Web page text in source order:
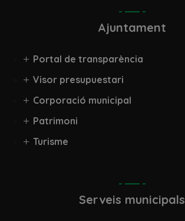
Ajuntament
Portal de transparència
Visor presupuestari
Corporació municipal
Patrimoni
Turisme
Serveis municipals